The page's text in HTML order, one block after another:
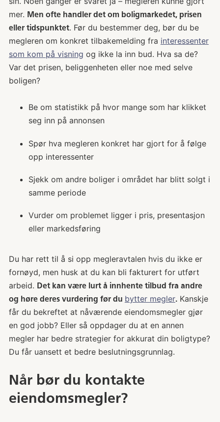
mer. Men ofte handler det om boligmarkedet, prisen
eller tidspunktet. Før du bestemmer deg, bør du be
megleren om konkret tilbakemelding fra interessenter
som kom på visning og ikke la inn bud. Hva sa de?
Var det prisen, beliggenheten eller noe med selve
boligen?
Be om statistikk på hvor mange som har klikket
seg inn på annonsen
Spør hva megleren konkret har gjort for å følge
opp interessenter
Sjekk om andre boliger i området har blitt solgt i
samme periode
Vurder om problemet ligger i pris, presentasjon
eller markedsføring
Du har rett til å si opp megleravtalen hvis du ikke er
fornøyd, men husk at du kan bli fakturert for utført
arbeid. Det kan være lurt å innhente tilbud fra andre
og høre deres vurdering før du bytter megler.Kanskje
får du bekreftet at nåværende eiendomsmegler gjør
en god jobb? Eller så oppdager du at en annen
megler har bedre strategier for akkurat din boligtype?
Du får uansett et bedre beslutningsgrunnlag.
Når bør du kontakte
eiendomsmegler?